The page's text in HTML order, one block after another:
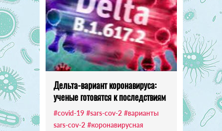
Дельта-вариант коронавируса:
ученые готовятся к последствиям
#covid-19 #sars-cov-2 #варианты
sars-cov-2 #коронавирусная